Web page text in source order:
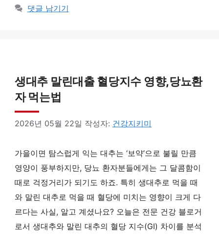
댓글 남기기
생대추 말린대출 혈당지수 영향,당뇨환
자 먹는법
2026년 05월 22일 작성자: 건강지키미
가을이면 탐스럽게 익는 대추는 ‘보약’으로 불릴 만큼
영양이 풍부하지만, 당뇨 환자분들에게는 그 달콤함이
때로 걱정거리가 되기도 하죠. 특히 생대추로 먹을 때
와 말린 대추로 먹을 때 혈당에 미치는 영향이 크게 다
르다는 사실, 알고 계셨나요? 오늘은 전문 건강 블로거
로서 생대추와 말린 대추의 혈당 지수(GI) 차이를 분석